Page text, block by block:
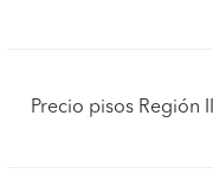
Precio pisos Región